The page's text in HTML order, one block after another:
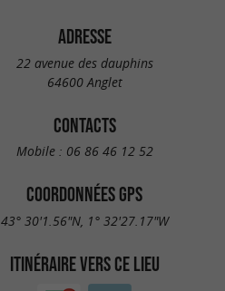
ADRESSE
22 avenue des dauphins
64600 Anglet
CONTACTS
Mobile : 06 86 46 12 52
COORDONNÉES GPS
43° 30'1.56"N, 1° 32'27.17"W
ITINÉRAIRE VERS CE LIEU